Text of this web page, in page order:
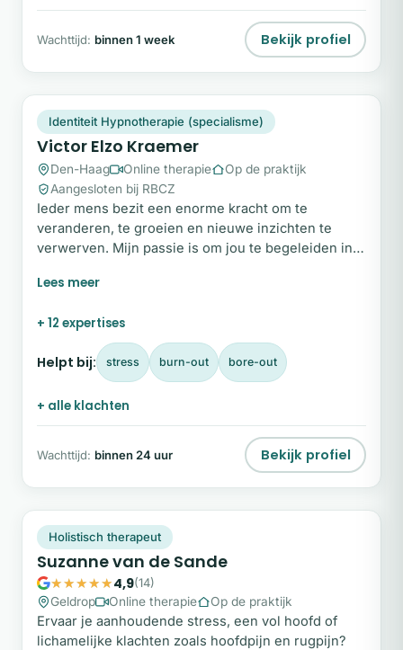
Wachttijd: binnen 1 week Bekijk profiel
VE
Snel beschikbaar
Identiteit Hypnotherapie (specialisme)
Victor Elzo Kraemer
Den-Haag Online therapie
Op de praktijk
Aangesloten bij RBCZ
Ieder mens bezit een enorme kracht om te
veranderen, te groeien en nieuwe inzichten te
verwerven. Mijn passie is om jou te begeleiden in
geven aan jouw leven en stappen durft te zetten
ik je kan helpen? Vul dan het contactformulier op
deze pagina in, en ik neem snel contact met je op!
Persoonlijk Mijn naam is Victor.
+ 12 expertises
Helpt bij: stress burn-out bore-out
+ alle klachten
Wachttijd: binnen 24 uur Bekijk profiel
Snel beschikbaar
Holistisch therapeut
Suzanne van de Sande
4,9(14)
Geldrop
Online therapie Op de praktijk
Ervaar je aanhoudende stress, een vol hoofd of
lichamelijke klachten zoals hoofdpijn en rugpijn?